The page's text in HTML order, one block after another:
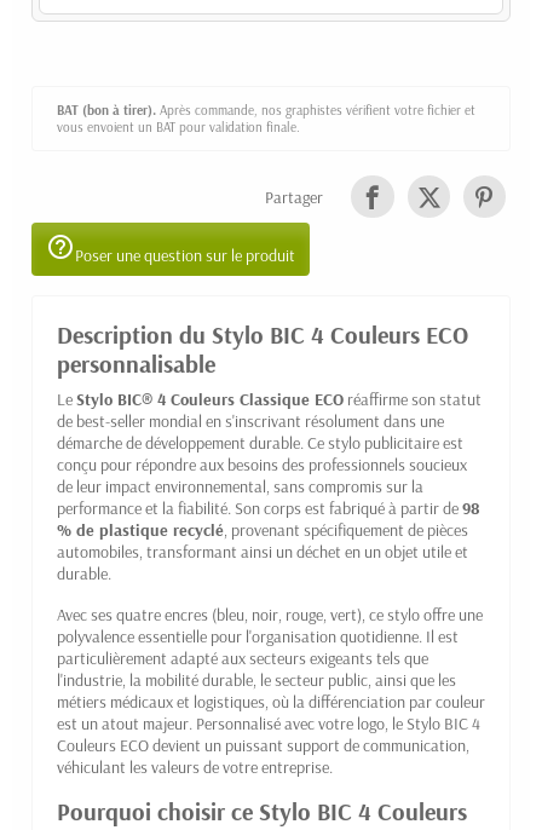
BAT (bon à tirer). Après commande, nos graphistes vérifient votre fichier et
vous envoient un BAT pour validation finale.
Partager
help_outlinePoser une question sur le produit
Description du Stylo BIC 4 Couleurs ECO
personnalisable
LeStylo BIC® 4 Couleurs Classique ECO réaffirme son statut
de best-seller mondial en s'inscrivant résolument dans une
démarche de développement durable. Ce stylo publicitaire est
conçu pour répondre aux besoins des professionnels soucieux
de leur impact environnemental, sans compromis sur la
performance et la fiabilité. Son corps est fabriqué à partir de98
% de plastique recyclé, provenant spécifiquement de pièces
automobiles, transformant ainsi un déchet en un objet utile et
durable.
Avec ses quatre encres (bleu, noir, rouge, vert), ce stylo offre une
polyvalence essentielle pour l'organisation quotidienne. Il est
particulièrement adapté aux secteurs exigeants tels que
l'industrie, la mobilité durable, le secteur public, ainsi que les
métiers médicaux et logistiques, où la différenciation par couleur
est un atout majeur. Personnalisé avec votre logo, le Stylo BIC 4
Couleurs ECO devient un puissant support de communication,
véhiculant les valeurs de votre entreprise.
Pourquoi choisir ce Stylo BIC 4 Couleurs